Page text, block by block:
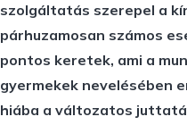
szolgáltatás szerepel a
párhuzamosan számos
pontos keretek, ami a
gyermekek nevelésében
hiába a változatos